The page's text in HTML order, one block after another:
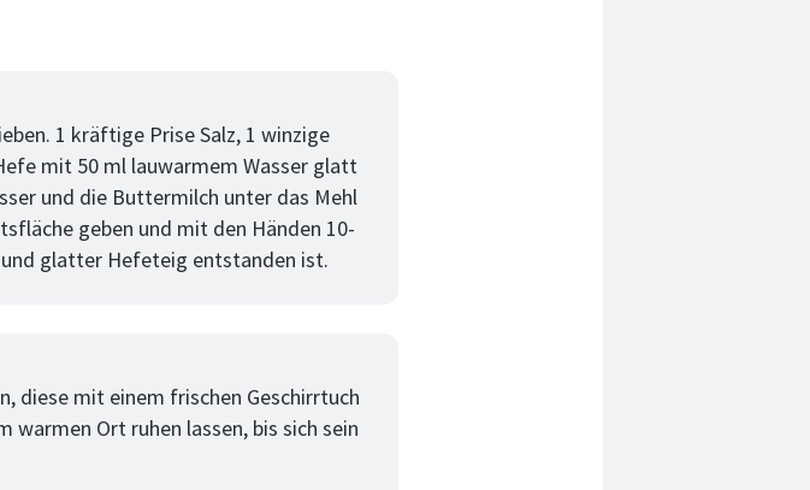
1 kräftige Prise Salz, 1 winzige
mit 50 ml lauwarmem Wasser glatt
und die Buttermilch unter das Mehl
geben und mit den Händen 10-
glatter Hefeteig entstanden ist.
diese mit einem frischen Geschirrtuch
warmen Ort ruhen lassen, bis sich sein